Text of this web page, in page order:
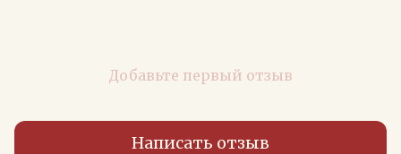
Добавьте первый отзыв
Написать отзыв